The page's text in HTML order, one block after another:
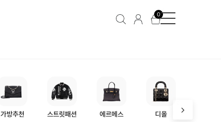
0
가방추천 스트릿패션 에르메스 디올